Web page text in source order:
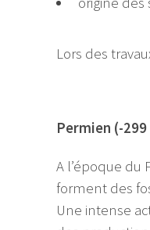
Lors des
Permien (-
A l’époque du
forment des
Une intense